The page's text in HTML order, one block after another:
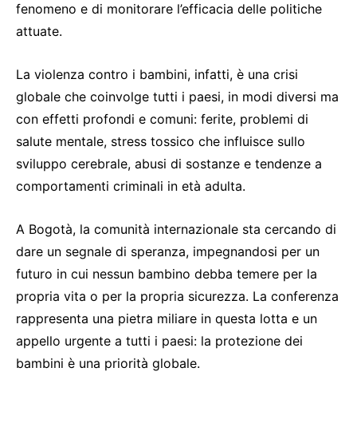
fenomeno e di monitorare l’efficacia delle politiche
attuate.
La violenza contro i bambini, infatti, è una crisi
globale che coinvolge tutti i paesi, in modi diversi ma
con effetti profondi e comuni: ferite, problemi di
salute mentale, stress tossico che influisce sullo
sviluppo cerebrale, abusi di sostanze e tendenze a
comportamenti criminali in età adulta.
A Bogotà, la comunità internazionale sta cercando di
dare un segnale di speranza, impegnandosi per un
futuro in cui nessun bambino debba temere per la
propria vita o per la propria sicurezza. La conferenza
rappresenta una pietra miliare in questa lotta e un
appello urgente a tutti i paesi: la protezione dei
bambini è una priorità globale.